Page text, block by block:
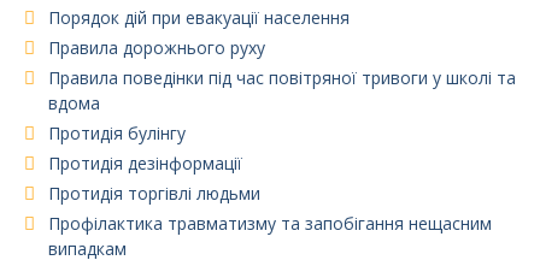
Порядок дій при евакуації населення
Правила дорожнього руху
Правила поведінки під час повітряної тривоги у школі та
вдома
Протидія булінгу
Протидія дезінформації
Протидія торгівлі людьми
Профілактика травматизму та запобігання нещасним
випадкам